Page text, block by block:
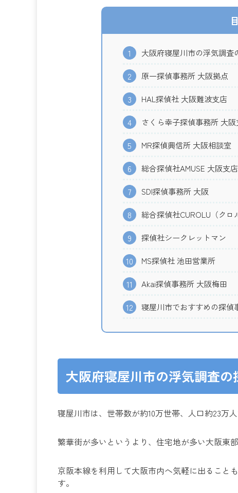
1 大阪府寝屋川市の浮気調査
2 原一探偵事務所 大阪拠点
3 HAL探偵社 大阪難波支店
4 さくら幸子探偵事務所 大
5 MR探偵興信所 大阪相談室
6 総合探偵社AMUSE 大阪支店
7 SDI探偵事務所 大阪
8 総合探偵社CUROLU（クロ
9 探偵社シークレットマン
10 MS探偵社 池田営業所
11 Akai探偵事務所 大阪梅田
12 寝屋川市でおすすめの探偵
大阪府寝屋川市の浮気調査
寝屋川市は、世帯数が約10万世帯、人口約23万
繁華街が多いというより、住宅地が多い大阪東
京阪本線を利用して大阪市内へ気軽に出ること
す。